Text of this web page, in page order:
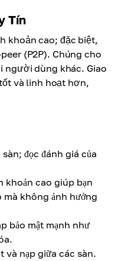
Tín
khoản cao; đặc biệt,
(P2P). Chúng cho
người dùng khác. Giao
và linh hoạt hơn,
đọc đánh giá của
khoản cao giúp bạn
mà không ảnh hưởng
bảo mật mạnh như
và nạp giữa các sàn.